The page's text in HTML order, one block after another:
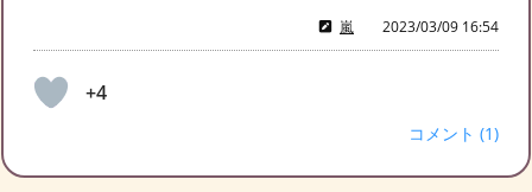
嵐 2023/03/09 16:54
+4
コメント (1)